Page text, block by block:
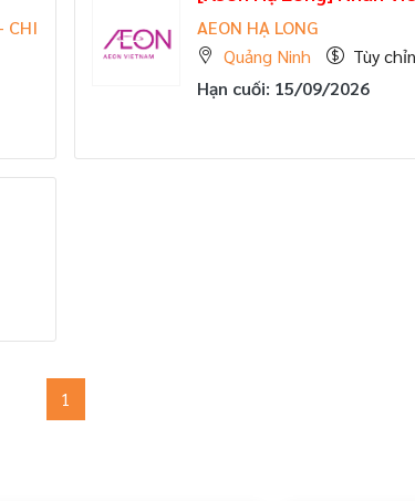
CHI
AEON HẠ LONG
Quảng Ninh
Tùy
Hạn cuối: 15/09/2026
1